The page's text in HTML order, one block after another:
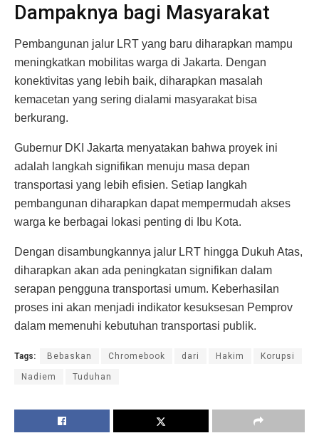
Dampaknya bagi Masyarakat
Pembangunan jalur LRT yang baru diharapkan mampu
meningkatkan mobilitas warga di Jakarta. Dengan
konektivitas yang lebih baik, diharapkan masalah
kemacetan yang sering dialami masyarakat bisa
berkurang.
Gubernur DKI Jakarta menyatakan bahwa proyek ini
adalah langkah signifikan menuju masa depan
transportasi yang lebih efisien. Setiap langkah
pembangunan diharapkan dapat mempermudah akses
warga ke berbagai lokasi penting di Ibu Kota.
Dengan disambungkannya jalur LRT hingga Dukuh Atas,
diharapkan akan ada peningkatan signifikan dalam
serapan pengguna transportasi umum. Keberhasilan
proses ini akan menjadi indikator kesuksesan Pemprov
dalam memenuhi kebutuhan transportasi publik.
Tags: Bebaskan Chromebook dari Hakim Korupsi
Nadiem Tuduhan